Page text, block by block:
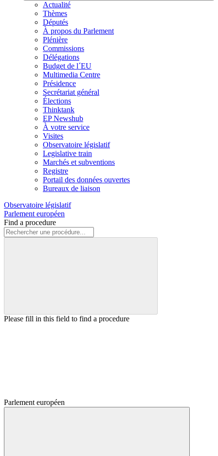
Actualité
Thèmes
Députés
À propos du Parlement
Plénière
Commissions
Délégations
Budget de l´EU
Multimedia Centre
Présidence
Secrétariat général
Élections
Thinktank
EP Newshub
À votre service
Visites
Observatoire législatif
Legislative train
Marchés et subventions
Registre
Portail des données ouvertes
Bureaux de liaison
Observatoire législatif
Parlement européen
Find a procedure
Please fill in this field to find a procedure
Parlement européen